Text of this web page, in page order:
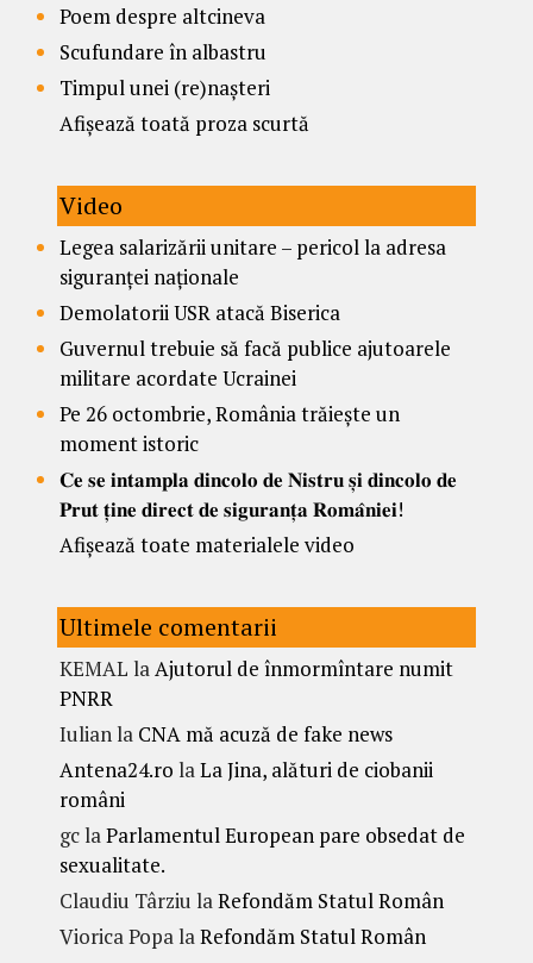
Poem despre altcineva
Scufundare în albastru
Timpul unei (re)nașteri
Afișează toată proza scurtă
Video
Legea salarizării unitare – pericol la adresa
siguranței naționale
Demolatorii USR atacă Biserica
Guvernul trebuie să facă publice ajutoarele
militare acordate Ucrainei
Pe 26 octombrie, România trăiește un
moment istoric
𝐂𝐞 𝐬𝐞 𝐢𝐧𝐭𝐚𝐦𝐩𝐥𝐚 𝐝𝐢𝐧𝐜𝐨𝐥𝐨 𝐝𝐞 𝐍𝐢𝐬𝐭𝐫𝐮 𝐬̦𝐢 𝐝𝐢𝐧𝐜𝐨𝐥𝐨 𝐝𝐞
𝐏𝐫𝐮𝐭 𝐭̦𝐢𝐧𝐞 𝐝𝐢𝐫𝐞𝐜𝐭 𝐝𝐞 𝐬𝐢𝐠𝐮𝐫𝐚𝐧𝐭̦𝐚 𝐑𝐨𝐦𝐚̂𝐧𝐢𝐞𝐢!
Afișează toate materialele video
Ultimele comentarii
KEMAL laAjutorul de înmormîntare numit
PNRR
Iulianla CNA mă acuză de fake news
Antena24.ro laLa Jina, alături de ciobanii
români
gclaParlamentul European pare obsedat de
sexualitate.
Claudiu Târziu laRefondăm Statul Român
Viorica PopalaRefondăm Statul Român